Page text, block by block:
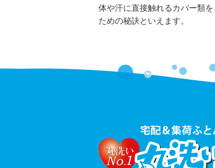
体や汗に直接触れるカバー類
ための秘訣といえます。